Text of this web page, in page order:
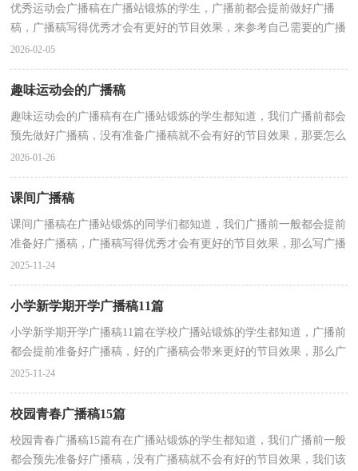
优秀运动会广播稿在广播站锻炼的学生，广播前都会提前做好广播
稿，广播稿写得优秀才会有更好的节目效果，来参考自己需要的广播
稿吧！以下是小编精心整理的优秀运动会广播稿，欢迎阅读...
2026-02-05
趣味运动会的广播稿
趣味运动会的广播稿有在广播站锻炼的学生都知道，我们广播前都会
预先做好广播稿，没有准备广播稿就不会有好的节目效果，那要怎么
写好广播稿呢？以下是小编收集整理的趣味运动会的广...
2026-01-26
课间广播稿
课间广播稿在广播站锻炼的同学们都知道，我们广播前一般都会提前
准备好广播稿，广播稿写得优秀才会有更好的节目效果，那么写广播
稿需要注意哪些问题呢？以下是小编收集整理的课间广...
2025-11-24
小学新学期开学广播稿11篇
小学新学期开学广播稿11篇在学校广播站锻炼的学生都知道，广播前
都会提前准备好广播稿，好的广播稿会带来更好的节目效果，那么广
播稿应该怎么写才合适呢？下面是小编帮大家整理的小...
2025-11-24
校园青春广播稿15篇
校园青春广播稿15篇有在广播站锻炼的学生都知道，我们广播前一般
都会预先准备好广播稿，没有广播稿就不会有好的节目效果，我们该